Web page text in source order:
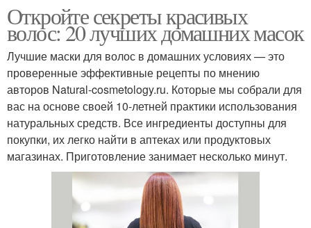
Откройте секреты красивых
волос: 20 лучших домашних масок
Лучшие маски для волос в домашних условиях — это
проверенные эффективные рецепты по мнению
авторов Natural-cosmetology.ru. Которые мы собрали для
вас на основе своей 10-летней практики использования
натуральных средств. Все ингредиенты доступны для
покупки, их легко найти в аптеках или продуктовых
магазинах. Приготовление занимает несколько минут.